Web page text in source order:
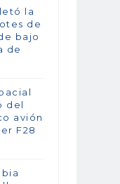
la
de
bajo
de
del
avión
F28